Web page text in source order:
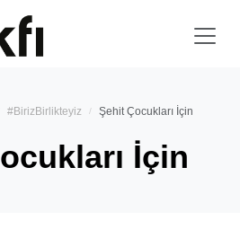
#BirizBirlikteyiz Şehit Çocukları İçin
İçin